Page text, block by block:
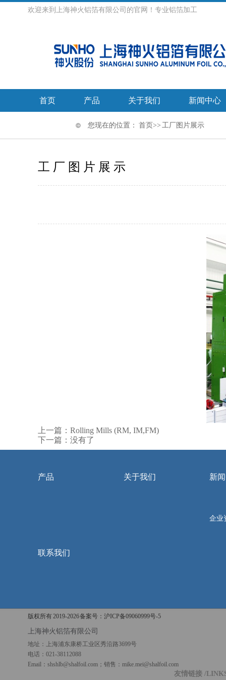
欢迎来到上海神火铝箔有限公司的官网！专业铝箔加工
首页 产品 关于我们 新闻中心
您现在的位置： 首页 >> 工厂图片展示
工厂图片展示
上一篇： Rolling Mills (RM, IM,FM)
下一篇： 没有了
产品 关于我们 新
企业
联系我们
版权所有 2019-2026 备案号： 沪ICP备09060999号-5
上海神火铝箔有限公司
地址：上海浦东康桥工业区秀沿路3699号
电话：021-38112088
Email：shshlb@shalfoil.com；销售：mike.mei@shalfoil.com
友情链接 /